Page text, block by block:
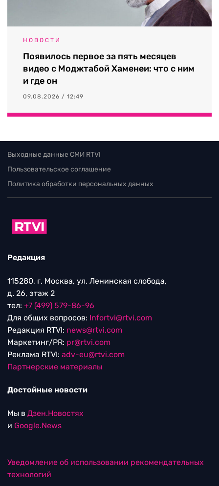
НОВОСТИ
Появилось первое за пять месяцев
видео с Моджтабой Хаменеи: что с ним
и где он
09.08.2026 / 12:49
Выходные данные СМИ RTVI
Пользовательское соглашение
Политика обработки персональных данных
Редакция
115280, г. Москва, ул. Ленинская слобода,
д. 26, этаж 2
тел: +7 (499) 579-86-96
Для общих вопросов: Infortvi@rtvi.com
Редакция RTVI: news@rtvi.com
Маркетинг/PR: pr@rtvi.com
Реклама RTVI: adv-eu@rtvi.com
Партнерские материалы
Достойные новости
Мы в Дзен.Новостях
и Google.News
Уведомление об использовании рекомендательных
технологий